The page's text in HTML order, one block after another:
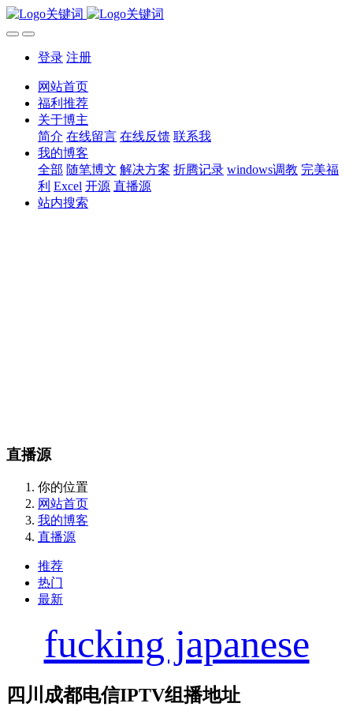
登录 注册
网站首页
福利推荐
关于博主
简介 在线留言 在线反馈 联系我
我的博客
全部 随笔博文 解决方案 折腾记录 windows调教 完美福
利 Excel 开源 直播源
站内搜索
直播源
你的位置
网站首页
我的博客
直播源
推荐
热门
最新
fucking japanese
四川成都电信IPTV组播地址